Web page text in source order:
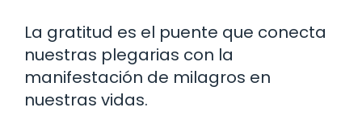
La gratitud es el puente que conecta
nuestras plegarias con la
manifestación de milagros en
nuestras vidas.